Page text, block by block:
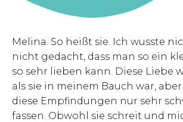
Melina. So heißt sie. Ich wusste
nicht gedacht, dass man so ein
so sehr lieben kann. Diese Liebe
als sie in meinem Bauch war,
diese Empfindungen nur sehr
fassen. Obwohl sie schreit und